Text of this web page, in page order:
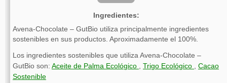
Ingredientes:
Avena-Chocolate – GutBio utiliza principalmente ingredientes
sostenibles en sus productos. Aproximadamente el 100%.
Los ingredientes sostenibles que utiliza Avena-Chocolate –
GutBio son: Aceite de Palma Ecológico , Trigo Ecológico , Cacao
Sostenible